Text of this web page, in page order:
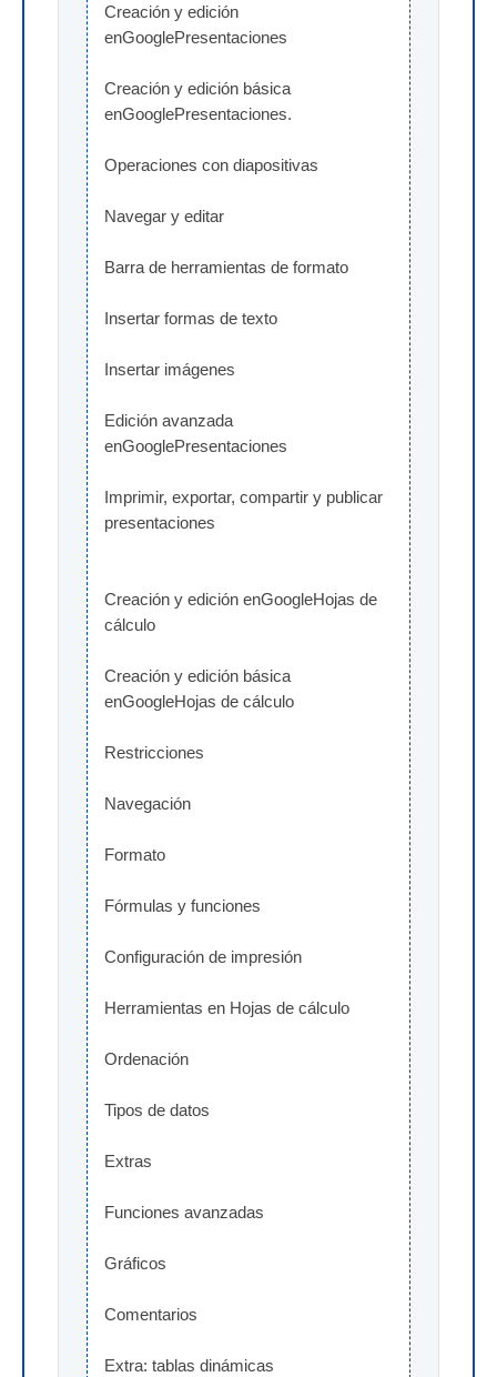
Creación y edición
enGooglePresentaciones
Creación y edición básica
enGooglePresentaciones.
Operaciones con diapositivas
Navegar y editar
Barra de herramientas de formato
Insertar formas de texto
Insertar imágenes
Edición avanzada
enGooglePresentaciones
Imprimir, exportar, compartir y publicar
presentaciones
Creación y edición enGoogleHojas de
cálculo
Creación y edición básica
enGoogleHojas de cálculo
Restricciones
Navegación
Formato
Fórmulas y funciones
Configuración de impresión
Herramientas en Hojas de cálculo
Ordenación
Tipos de datos
Extras
Funciones avanzadas
Gráficos
Comentarios
Extra: tablas dinámicas